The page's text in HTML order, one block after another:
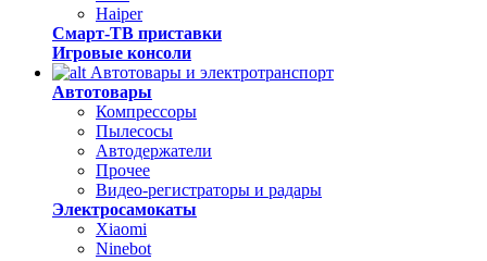
Haiper
Смарт-ТВ приставки
Игровые консоли
Автотовары и электротранспорт
Автотовары
Компрессоры
Пылесосы
Автодержатели
Прочее
Видео-регистраторы и радары
Электросамокаты
Xiaomi
Ninebot